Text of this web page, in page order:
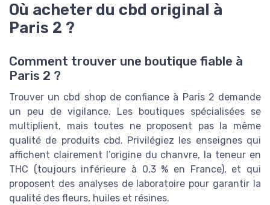
Où acheter du cbd original à
Paris 2 ?
Comment trouver une boutique fiable à
Paris 2 ?
Trouver un cbd shop de confiance à Paris 2 demande
un peu de vigilance. Les boutiques spécialisées se
multiplient, mais toutes ne proposent pas la même
qualité de produits cbd. Privilégiez les enseignes qui
affichent clairement l’origine du chanvre, la teneur en
THC (toujours inférieure à 0,3 % en France), et qui
proposent des analyses de laboratoire pour garantir la
qualité des fleurs, huiles et résines.